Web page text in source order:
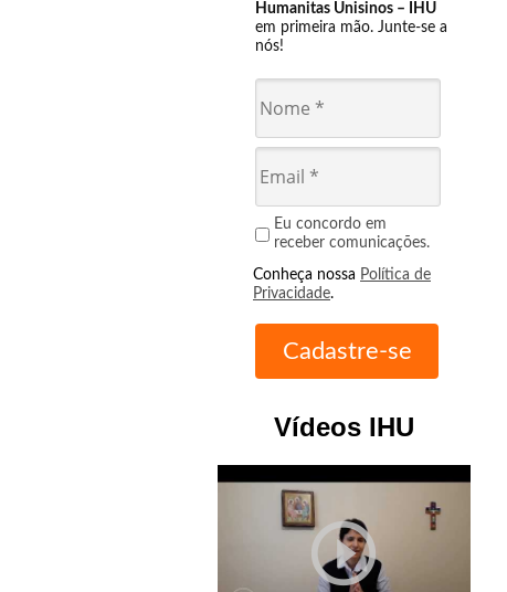
Humanitas Unisinos – IHU
em primeira mão. Junte-se a
nós!
Eu concordo em
receber comunicações.
Conheça nossa Política de
Privacidade.
Vídeos IHU
play_circle_outline